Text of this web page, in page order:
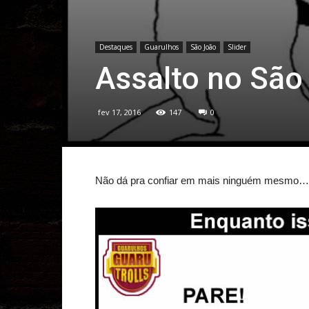
Destaques Guarulhos São João Slider
Assalto no
fev 17, 2016 147 0
Não dá pra confiar em mais ninguém mesmo…